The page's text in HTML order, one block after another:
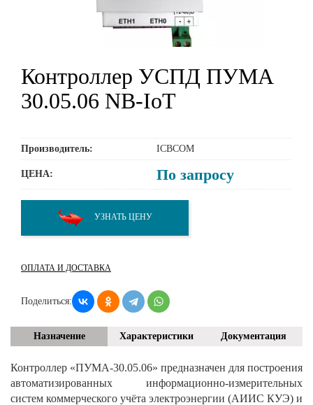
Контроллер УСПД ПУМА
30.05.06 NB-IoT
Производитель: ICBCOM
ЦЕНА: По запросу
УЗНАТЬ ЦЕНУ
ОПЛАТА И ДОСТАВКА
Поделиться:
Назначение Характеристики Документация
Контроллер «ПУМА-30.05.06» предназначен для построения
автоматизированных информационно-измерительных
систем коммерческого учёта электроэнергии (АИИС КУЭ) и